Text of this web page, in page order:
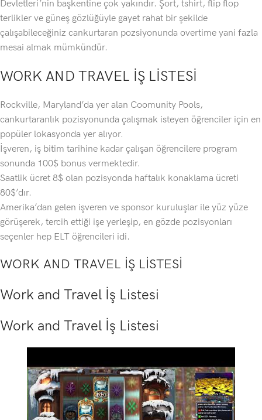
Devletleri’nin başkentine çok yakındır. Şort, tshirt, flip flop
terlikler ve güneş gözlüğüyle gayet rahat bir şekilde
çalışabileceğiniz cankurtaran pozsiyonunda overtime yani fazla
mesai almak mümkündür.
WORK AND TRAVEL İŞ LİSTESİ
Rockville, Maryland’da yer alan Coomunity Pools,
cankurtaranlık pozisyonunda çalışmak isteyen öğrenciler için en
popüler lokasyonda yer alıyor.
İşveren, iş bitim tarihine kadar çalışan öğrencilere program
sonunda 100$ bonus vermektedir.
Saatlik ücret 8$ olan pozisyonda haftalık konaklama ücreti
80$’dır.
Amerika’dan gelen işveren ve sponsor kuruluşlar ile yüz yüze
görüşerek, tercih ettiği işe yerleşip, en gözde pozisyonları
seçenler hep ELT öğrencileri idi.
WORK AND TRAVEL İŞ LİSTESİ
Work and Travel İş Listesi
Work and Travel İş Listesi